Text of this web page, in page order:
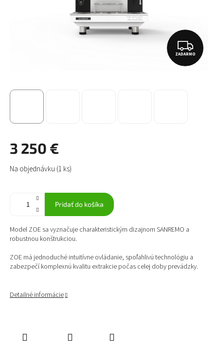
Z
A
ZADARMO
3 250 €
Jednotková
cena:
Na objednávku (1 ks)
Pridať do košíka
Model ZOE sa vyznačuje charakteristickým dizajnom SANREMO a
robustnou konštrukciou.
ZOE má jednoduché intuitívne ovládanie, spoľahlivú technológiu a
zabezpečí komplexnú kvalitu extrakcie počas celej doby prevádzky.
Detailné informácie